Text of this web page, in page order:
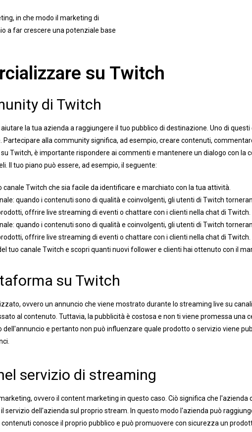
in che modo il marketing di
a far crescere una potenziale base
su Twitch
di Twitch
la tua azienda a raggiungere il tuo pubblico di destinazione. Uno di
alla community significa, ad esempio, creare contenuti,
Twitch, è importante rispondere ai commenti e mantenere un dialogo con la
Il tuo piano può essere, ad esempio, il seguente:
Twitch che sia facile da identificare e marchiato con la tua attività.
quando i contenuti sono di qualità e coinvolgenti, gli utenti di Twitch
offrire live streaming di eventi o chattare con i clienti nella chat di Twitch.
quando i contenuti sono di qualità e coinvolgenti, gli utenti di Twitch
offrire live streaming di eventi o chattare con i clienti nella chat di Twitch.
tuo canale Twitch e scopri quanti nuovi follower e clienti hai ottenuto con il
su Twitch
ovvero un annuncio che viene mostrato durante lo streaming live su
al contenuto. Tuttavia, la pubblicità è costosa e non ti viene promessa una
e pertanto non può influenzare quale prodotto o servizio viene
servizio di streaming
ovvero il content marketing in questo caso. Ciò significa che
dell'azienda sul proprio stream. In questo modo l'azienda può
conosce il proprio pubblico e può promuovere con sicurezza un